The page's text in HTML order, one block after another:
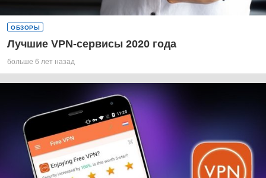
ОБЗОРЫ
Лучшие VPN-сервисы 2020 года
больше 6 лет назад